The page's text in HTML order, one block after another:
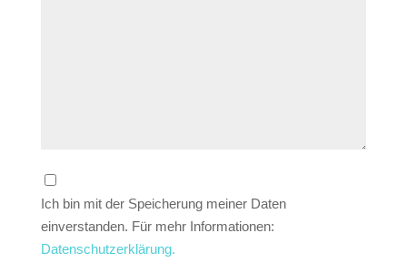
Ich bin mit der Speicherung meiner Daten
einverstanden. Für mehr Informationen:
Datenschutzerklärung.